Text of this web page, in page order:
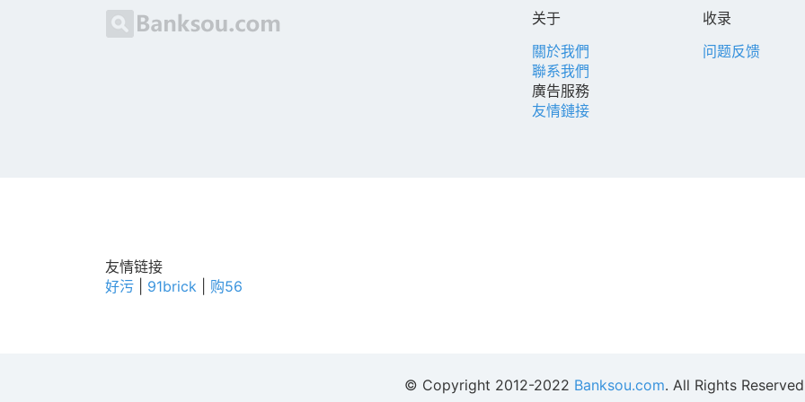
关于
關於我們
聯系我們
廣告服務
友情鏈接
收录
问题反馈
友情链接
好污
91brick 购56
© Copyright 2012-2022 Banksou.com. All Rights Reserved